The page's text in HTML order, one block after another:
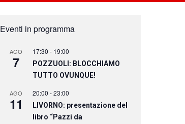
Eventi in programma
AGO
7
17:30 - 19:00
POZZUOLI: BLOCCHIAMO
TUTTO OVUNQUE!
AGO
11
20:00 -23:00
LIVORNO: presentazione del
libro “Pazzi da